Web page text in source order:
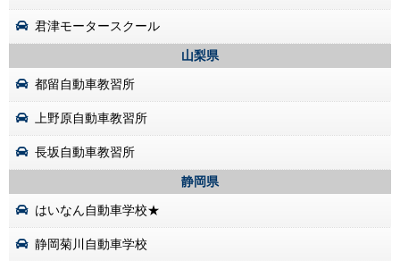
君津モータースクール
山梨県
都留自動車教習所
上野原自動車教習所
長坂自動車教習所
静岡県
はいなん自動車学校★
静岡菊川自動車学校